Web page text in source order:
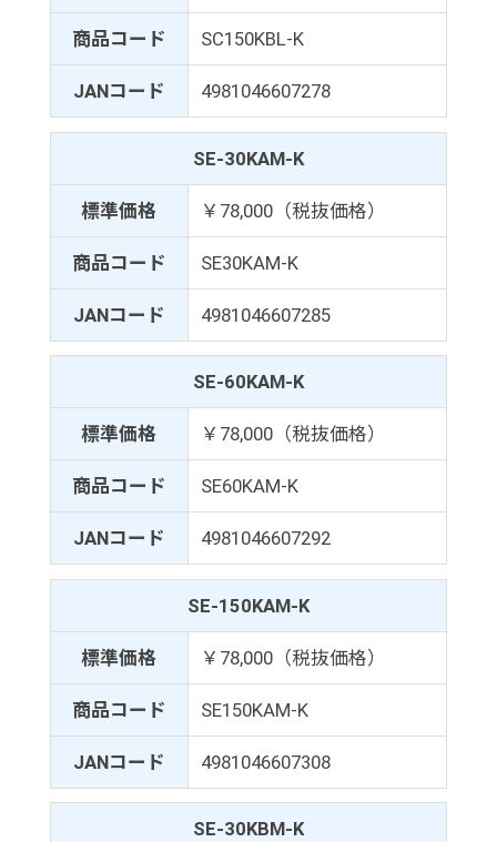
商品コード SC150KBL-K
JANコード 4981046607278
SE-30KAM-K
標準価格 ￥78,000（税抜価格）
商品コード SE30KAM-K
JANコード 4981046607285
SE-60KAM-K
標準価格 ￥78,000（税抜価格）
商品コード SE60KAM-K
JANコード 4981046607292
SE-150KAM-K
標準価格 ￥78,000（税抜価格）
商品コード SE150KAM-K
JANコード 4981046607308
SE-30KBM-K